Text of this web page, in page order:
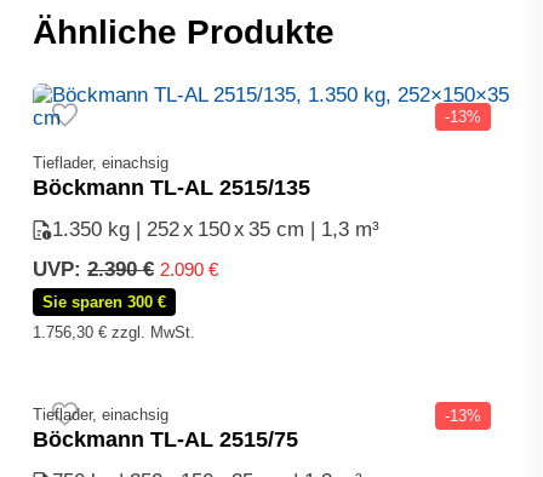
Ähnliche Produkte
-13%
Tieflader, einachsig
Böckmann TL-AL 2515/135
1.350 kg | 252x150x35 cm | 1,3 m³
UVP: 2.390€ Ursprünglicher
Preis
war:
2.390 €
2.090 €
Sie sparen 300 €
1.756,30 €zzgl. MwSt.
-13%
Tieflader, einachsig
Böckmann TL-AL 2515/75